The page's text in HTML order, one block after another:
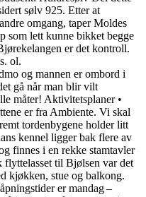
sølv 925. Etter at
omgang, taper Moldes
som lett kunne bikket begge
er det kontroll.
ol.
og mannen er ombord i
gå når man blir vilt
måter! Aktivitetsplaner •
er fra Ambiente. Vi skal
tordenbygene holder litt
kennel ligger bak flere av
finnes i en rekke stamtavler
til Bjølsen var det
kjøkken, stue og balkong.
er mandag –